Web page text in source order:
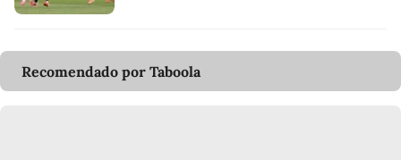
Recomendado por Taboola